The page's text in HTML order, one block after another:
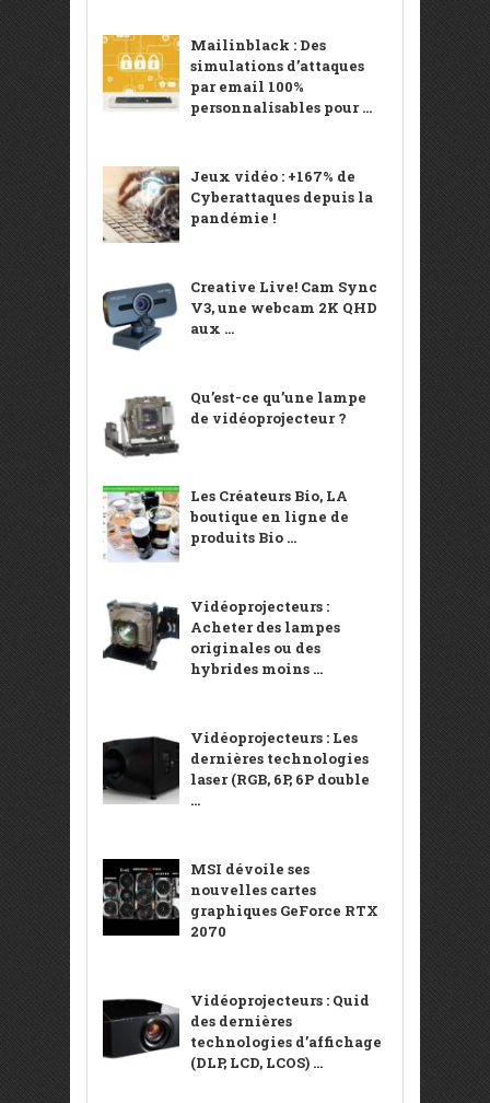
Mailinblack : Des
simulations d’attaques
par email 100%
personnalisables pour ...
Jeux vidéo : +167% de
Cyberattaques depuis la
pandémie !
Creative Live! Cam Sync
V3, une webcam 2K QHD
aux ...
Qu’est-ce qu’une lampe
de vidéoprojecteur ?
Les Créateurs Bio, LA
boutique en ligne de
produits Bio ...
Vidéoprojecteurs :
Acheter des lampes
originales ou des
hybrides moins ...
Vidéoprojecteurs : Les
dernières technologies
laser (RGB, 6P, 6P double
...
MSI dévoile ses
nouvelles cartes
graphiques GeForce RTX
2070
Vidéoprojecteurs : Quid
des dernières
technologies d’affichage
(DLP, LCD, LCOS) ...